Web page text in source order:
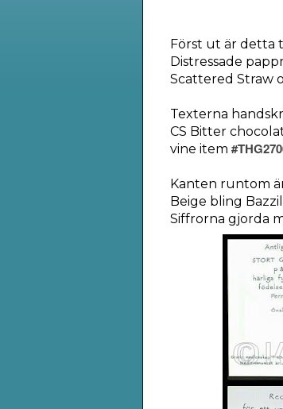
Först ut är detta
Distressade
Scattered Straw
Texterna
CS Bitter
vine item
Kanten runtom
Beige bling
Siffrorna gjorda